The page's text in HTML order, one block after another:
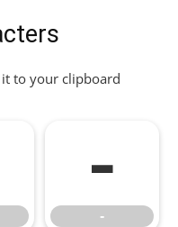
to your clipboard
-
-